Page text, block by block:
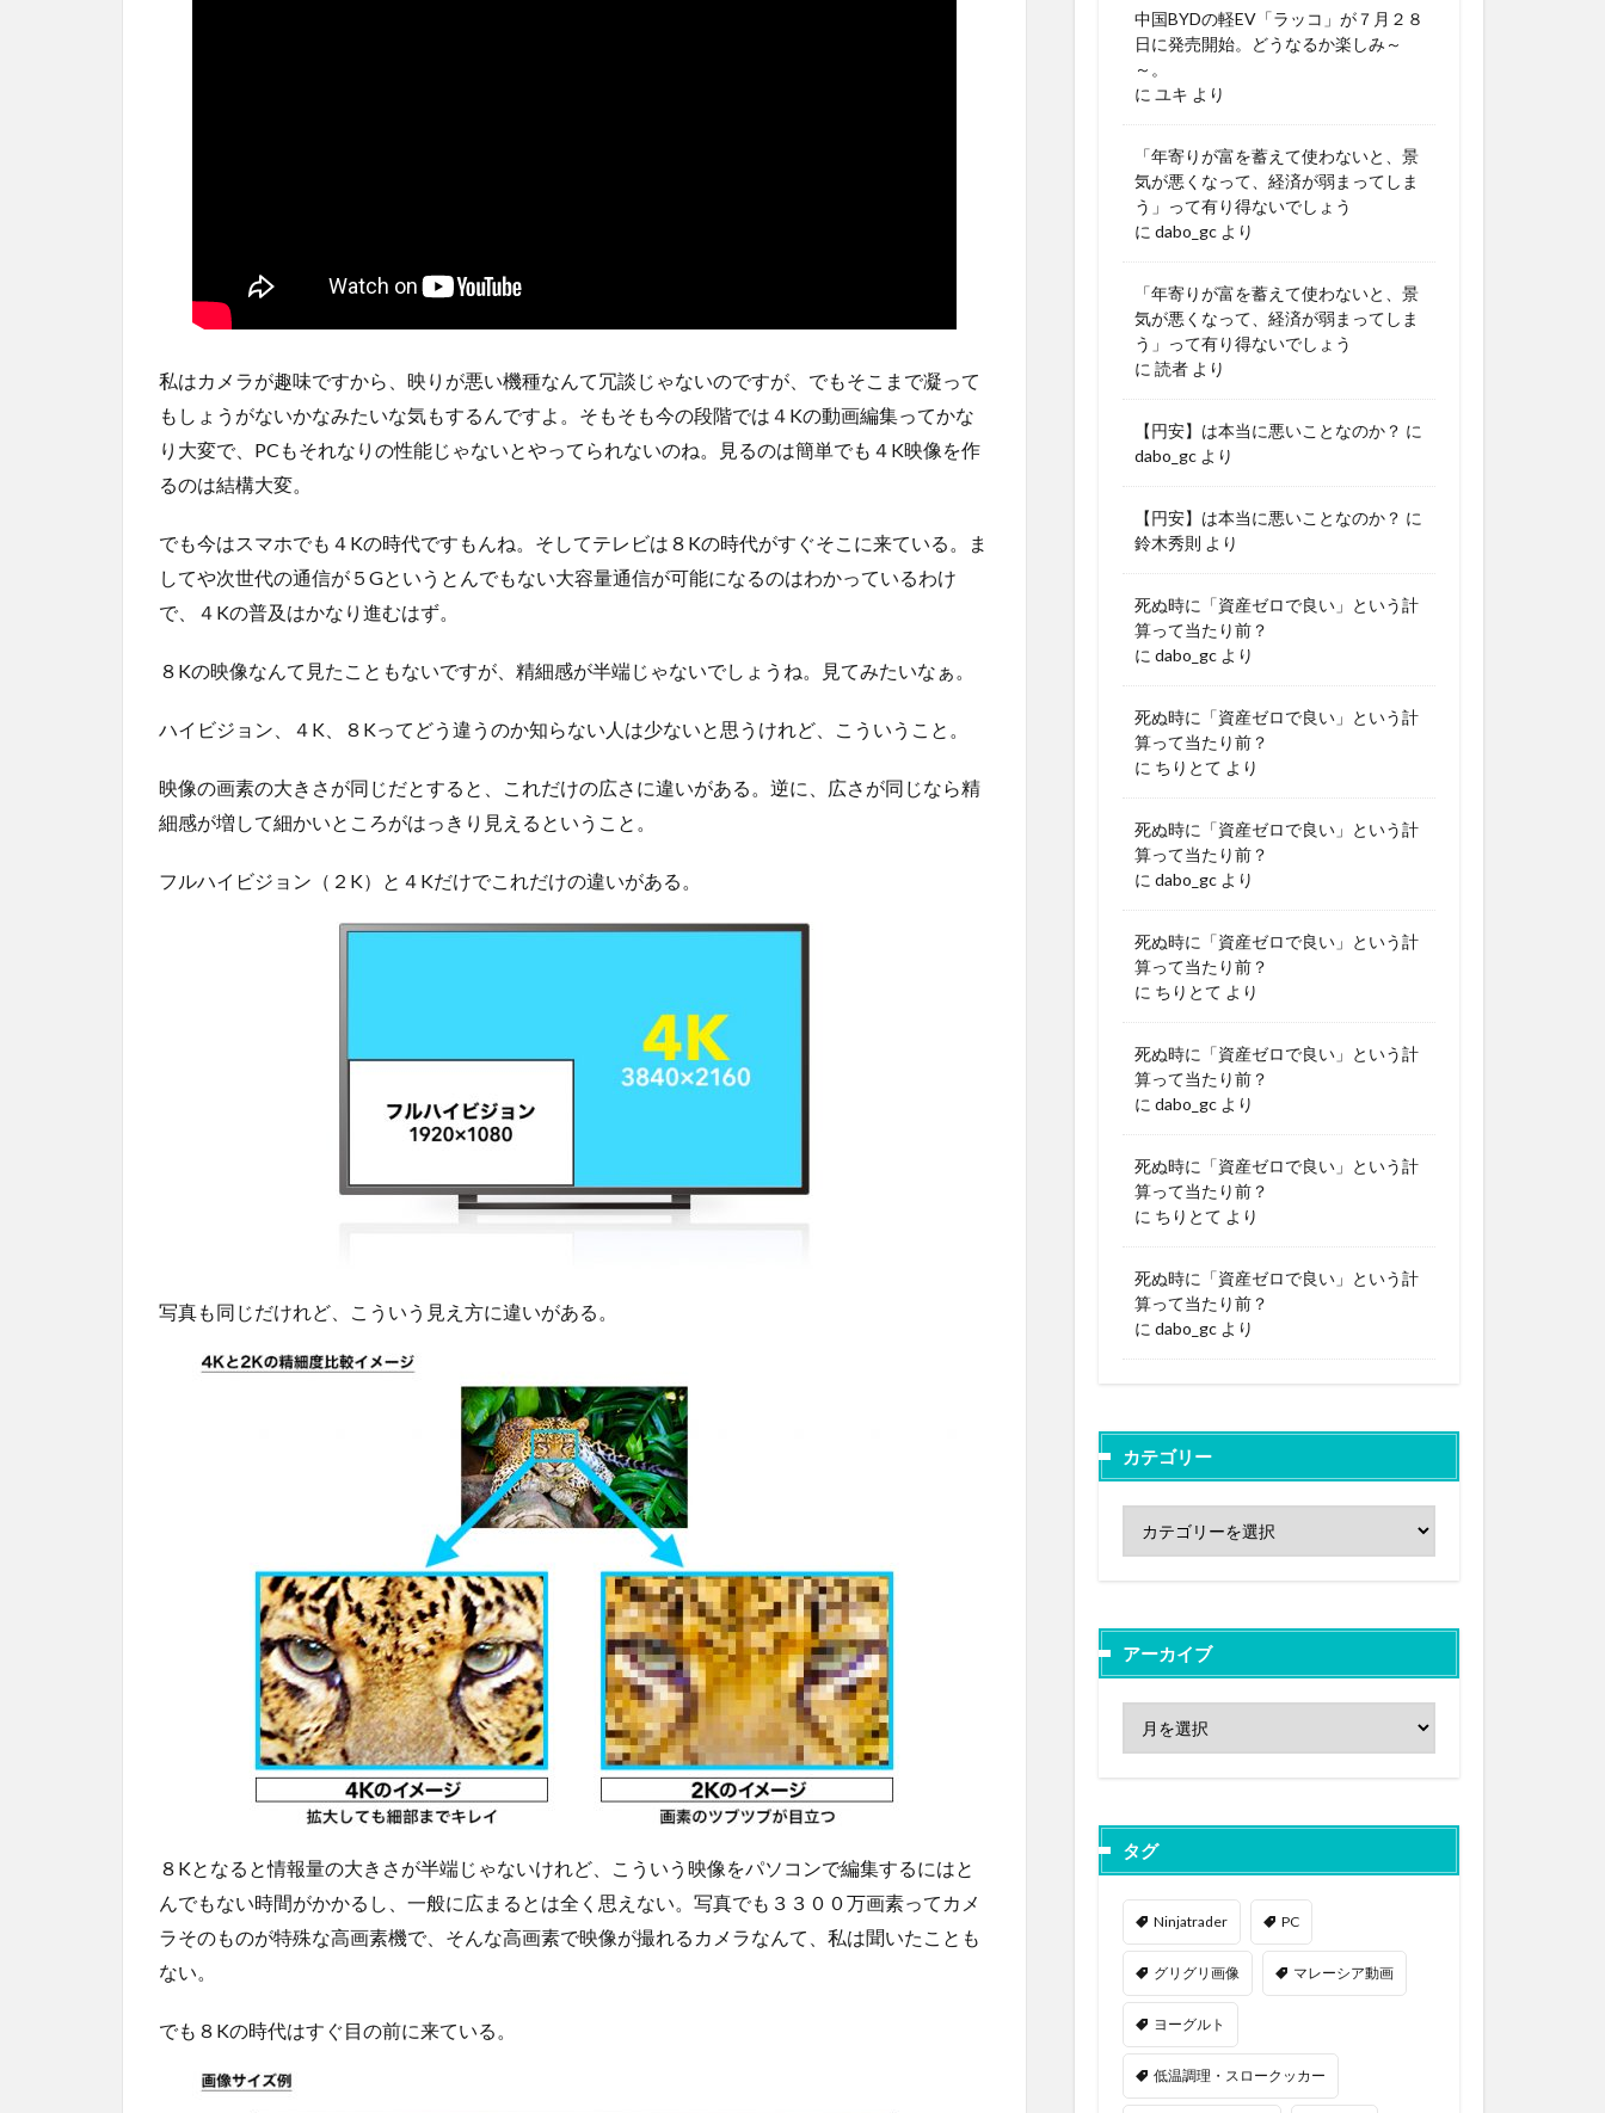
私はカメラが趣味ですから、映りが悪い機種なんて冗談じゃないのですが、でもそこまで凝って
もしょうがないかなみたいな気もするんですよ。そもそも今の段階では４Kの動画編集ってかな
り大変で、PCもそれなりの性能じゃないとやってられないのね。見るのは簡単でも４K映像を作
るのは結構大変。
でも今はスマホでも４Kの時代ですもんね。そしてテレビは８Kの時代がすぐそこに来ている。ま
してや次世代の通信が５Gというとんでもない大容量通信が可能になるのはわかっているわけ
で、４Kの普及はかなり進むはず。
８Kの映像なんて見たこともないですが、精細感が半端じゃないでしょうね。見てみたいなぁ。
ハイビジョン、４K、８Kってどう違うのか知らない人は少ないと思うけれど、こういうこと。
映像の画素の大きさが同じだとすると、これだけの広さに違いがある。逆に、広さが同じなら精
細感が増して細かいところがはっきり見えるということ。
フルハイビジョン（２K）と４Kだけでこれだけの違いがある。
写真も同じだけれど、こういう見え方に違いがある。
８Kとなると情報量の大きさが半端じゃないけれど、こういう映像をパソコンで編集するにはと
んでもない時間がかかるし、一般に広まるとは全く思えない。写真でも３３００万画素ってカメ
ラそのものが特殊な高画素機で、そんな高画素で映像が撮れるカメラなんて、私は聞いたことも
ない。
でも８Kの時代はすぐ目の前に来ている。
中国BYDの軽EV「ラッコ」が７月２８
日に発売開始。どうなるか楽しみ～
～。
に ユキ より
「年寄りが富を蓄えて使わないと、景
気が悪くなって、経済が弱まってしま
う」って有り得ないでしょう
に dabo_gc より
「年寄りが富を蓄えて使わないと、景
気が悪くなって、経済が弱まってしま
う」って有り得ないでしょう
に 読者 より
【円安】は本当に悪いことなのか？ に
dabo_gc より
【円安】は本当に悪いことなのか？ に
鈴木秀則 より
死ぬ時に「資産ゼロで良い」という計
算って当たり前？
に dabo_gc より
死ぬ時に「資産ゼロで良い」という計
算って当たり前？
に ちりとて より
死ぬ時に「資産ゼロで良い」という計
算って当たり前？
に dabo_gc より
死ぬ時に「資産ゼロで良い」という計
算って当たり前？
に ちりとて より
死ぬ時に「資産ゼロで良い」という計
算って当たり前？
に dabo_gc より
死ぬ時に「資産ゼロで良い」という計
算って当たり前？
に ちりとて より
死ぬ時に「資産ゼロで良い」という計
算って当たり前？
に dabo_gc より
カテゴリー
アーカイブ
タグ
Ninjatrader PC
グリグリ画像 マレーシア動画
ヨーグルト
低温調理・スロークッカー